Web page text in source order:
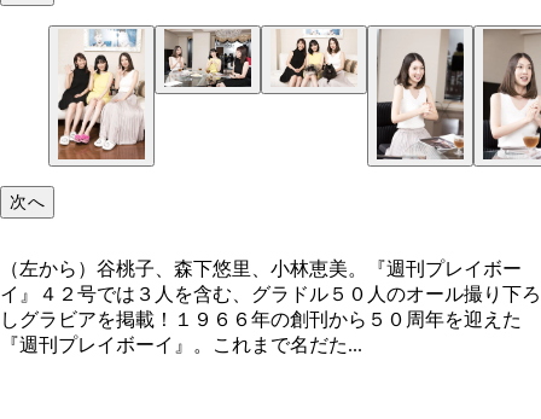
『週刊プレイボーイ』４２号では森下の自宅で３
ビアを撮影
次へ
（左から）谷桃子、森下悠里、小林恵美。『週刊プレイボー
イ』４２号では３人を含む、グラドル５０人のオール撮り下ろ
しグラビアを掲載！１９６６年の創刊から５０周年を迎えた
『週刊プレイボーイ』。これまで名だた...